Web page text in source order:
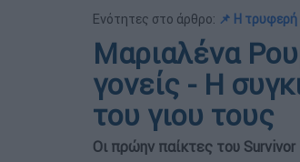
Ενότητες στο άρθρο: 📌 Η
Μαριαλένα
γονείς - Η
του γιου τους
Οι πρώην παίκτες του Survivor